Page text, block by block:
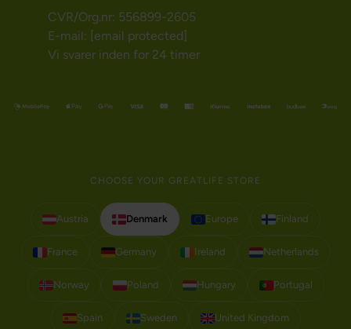
CVR/Org.nr: 556899-2605
E-mail: [email protected]
Vi svarer inden for 24 timer
CHOOSE YOUR GREATLIFE STORE
Austria Denmark Europe Finland
France Germany Ireland Netherlands
Norway Poland Hungary Portugal
Spain Sweden United Kingdom